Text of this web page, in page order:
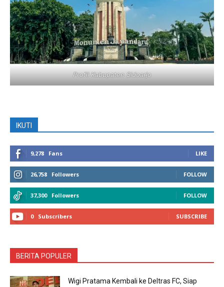
Profil Kabupaten Sidoarjo
IKUTI
9,278 Fans LIKE
26,758 Followers FOLLOW
37,300 Followers FOLLOW
0 Subscribers SUBSCRIBE
BERITA POPULER
Wigi Pratama Kembali ke Deltras FC, Siap